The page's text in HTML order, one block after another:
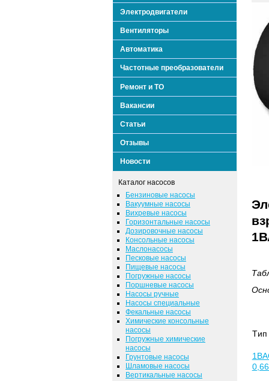
Электродвигатели
Вентиляторы
Автоматика
Частотные преобразователи
Ремонт и ТО
Вакансии
Статьи
Отзывы
Новости
Каталог насосов
Бензиновые насосы
Вакуумные насосы
Вихревые насосы
Горизонтальные насосы
Дозировочные насосы
Консольные насосы
Маслонасосы
Песковые насосы
Пищевые насосы
Погружные насосы
Поршневые насосы
Насосы ручные
Насосы специальные
Фекальные насосы
Химические консольные
насосы
Погружные химические
насосы
Грунтовые насосы
Шламовые насосы
Вертикальные насосы
Tип